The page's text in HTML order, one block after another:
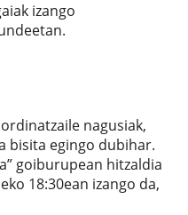
izango
nagusiak,
bisita egingo dubihar.
goiburupean hitzaldia
18:30ean izango da,